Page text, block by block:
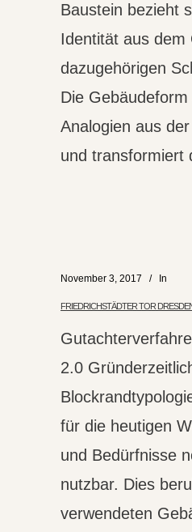
Baustein bezieht
Identität aus dem
dazugehörigen
Die
Analogien aus
und transformiert
November 3, 2017 In
FRIEDRICHSTÄDTER TOR
2.0
für die heutigen
und Bedürfnisse
nutzbar. Dies
verwendeten